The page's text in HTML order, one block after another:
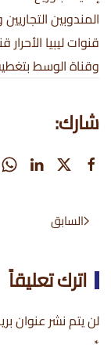
المندوبين
قنوات ليبيا الأحرار
وقناة الوسط
شارك:
السابق
اترك تعليقاً
لن يتم نشر عنوان